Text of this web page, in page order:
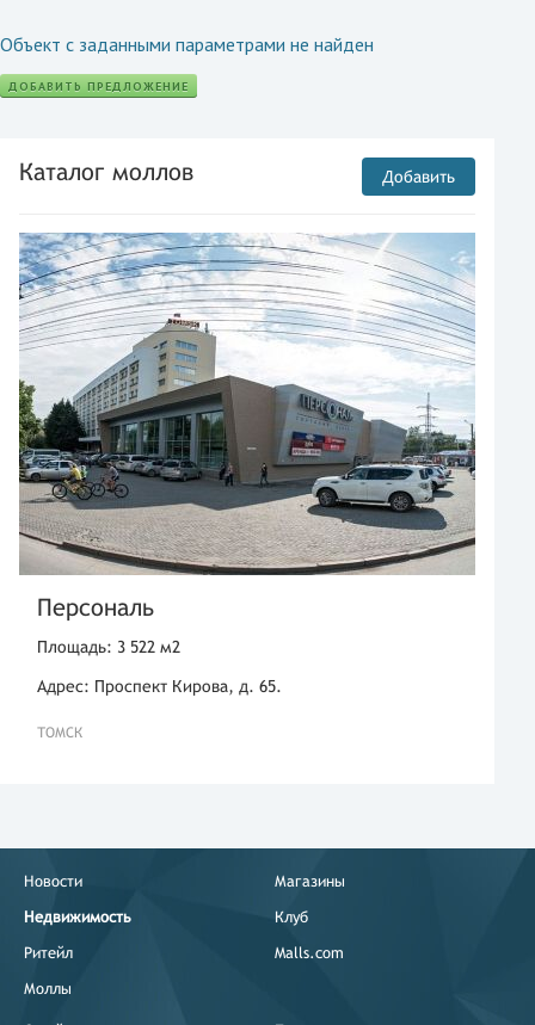
Объект с заданными параметрами не найден
ДОБАВИТЬ ПРЕДЛОЖЕНИЕ
Каталог моллов Добавить
Персональ
Площадь: 3 522 м2
Адрес: Проспект Кирова, д. 65.
ТОМСК
Новости
Недвижимость
Ритейл
Моллы
Магазины
Клуб
Malls.com